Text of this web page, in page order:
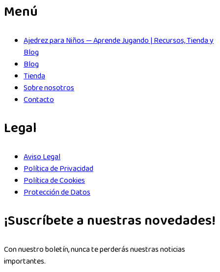
Menú
Ajedrez para Niños — Aprende Jugando | Recursos, Tienda y
Blog
Blog
Tienda
Sobre nosotros
Contacto
Legal
Aviso Legal
Política de Privacidad
Política de Cookies
Protección de Datos
¡Suscríbete a nuestras novedades!
Con nuestro boletín, nunca te perderás nuestras noticias
importantes.